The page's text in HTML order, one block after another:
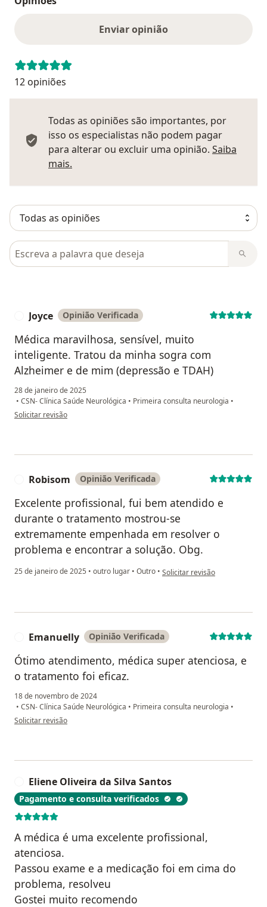
Enviar opinião
12 opiniões
Todas as opiniões são importantes, por
isso os especialistas não podem pagar
para alterar ou excluir uma opinião. Saiba
mais.
Pesquisar em opiniões
Joyce Opinião Verificada
Médica maravilhosa, sensível, muito
inteligente. Tratou da minha sogra com
Alzheimer e de mim (depressão e TDAH)
28 de janeiro de 2025
• CSN- Clínica Saúde Neurológica • Primeira consulta neurologia •
na opinião do utilizador Joyce
Solicitar revisão
Robisom Opinião Verificada
Excelente profissional, fui bem atendido e
durante o tratamento mostrou-se
extremamente empenhada em resolver o
problema e encontrar a solução. Obg.
25 de janeiro de 2025 • outro lugar • Outro • na opinião do utilizador
Solicitar revisão
Emanuelly Opinião Verificada
Ótimo atendimento, médica super atenciosa, e
o tratamento foi eficaz.
18 de novembro de 2024
• CSN- Clínica Saúde Neurológica • Primeira consulta neurologia •
na opinião do utilizador Emanuelly
Solicitar revisão
Eliene Oliveira da Silva Santos
Pagamento e consulta verificados
A médica é uma excelente profissional,
atenciosa.
Passou exame e a medicação foi em cima do
problema, resolveu
Gostei muito recomendo